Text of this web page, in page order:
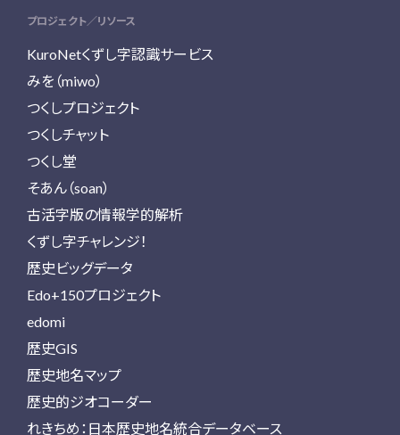
プロジェクト／リソース
KuroNetくずし字認識サービス
みを（miwo）
つくしプロジェクト
つくしチャット
つくし堂
そあん（soan）
古活字版の情報学的解析
くずし字チャレンジ！
歴史ビッグデータ
Edo+150プロジェクト
edomi
歴史GIS
歴史地名マップ
歴史的ジオコーダー
れきちめ：日本歴史地名統合データベース